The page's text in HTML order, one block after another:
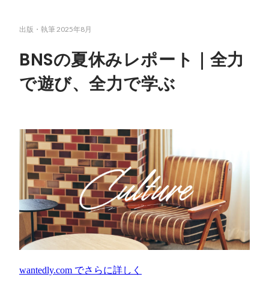
出版・執筆 2025年8月
BNSの夏休みレポート｜全力
で遊び、全力で学ぶ
wantedly.com でさらに詳しく